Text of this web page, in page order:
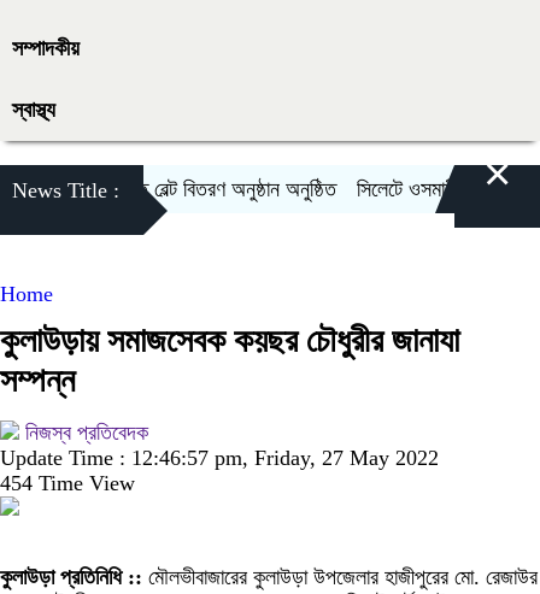
সম্পাদকীয়
স্বাস্থ্য
News Title :কারাতে বেল্ট বিতরণ অনুষ্ঠান অনুষ্ঠিত সিলেটে ওসমানীনগরে দুই×
Home
কুলাউড়ায় সমাজসেবক কয়ছর চৌধুরীর জানাযা
সম্পন্ন
নিজস্ব প্রতিবেদক
Update Time : 12:46:57 pm, Friday, 27 May 2022
454 Time View
কুলাউড়া প্রতিনিধি :: মৌলভীবাজারের কুলাউড়া উপজেলার হাজীপুরের মো. রেজাউর